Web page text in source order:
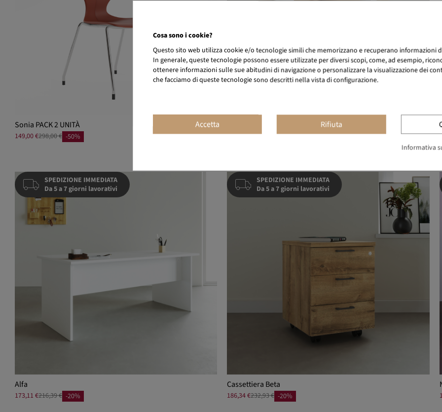
Sonia PACK 2 UNITÀ
149,00 €298,00 € -50% 169,00 €211,25 € -20%
SPEDIZIONE IMMEDIATA
Da 5 a 7 giorni lavorativi
Alfa
173,11 €216,39 € -20%
SPEDIZIONE IMMEDIATA
Da 5 a 7 giorni lavorativi
Cassettiera Beta
186,34 €232,93 € -20%
Cosa sono i cookie?
Questo sito web utilizza cookie e/o tecnologie simili che memorizzano e recuperano informazioni
In generale, queste tecnologie possono essere utilizzate per diversi scopi, come, ad esempio,
ottenere informazioni sulle sue abitudini di navigazione o personalizzare la visualizzazione dei
che facciamo di queste tecnologie sono descritti nella vista di configurazione.
Accetta Rifiuta
Informativa